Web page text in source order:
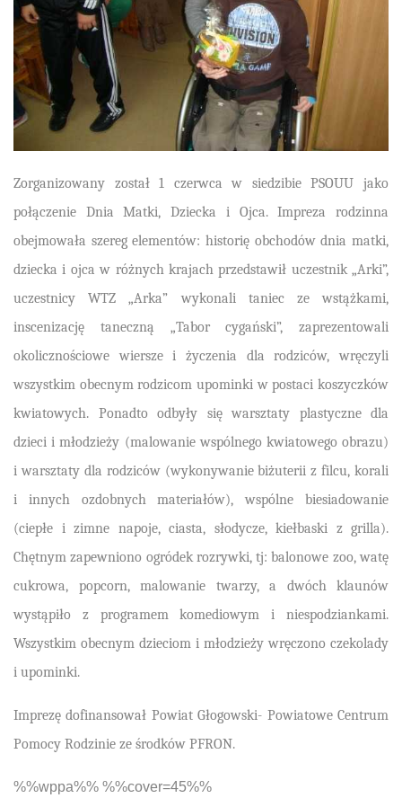
Zorganizowany został 1 czerwca w siedzibie PSOUU jako
połączenie Dnia Matki, Dziecka i Ojca. Impreza rodzinna
obejmowała szereg elementów: historię obchodów dnia matki,
dziecka i ojca w różnych krajach przedstawił uczestnik „Arki”,
uczestnicy WTZ „Arka” wykonali taniec ze wstążkami,
inscenizację taneczną „Tabor cygański”, zaprezentowali
okolicznościowe wiersze i życzenia dla rodziców, wręczyli
wszystkim obecnym rodzicom upominki w postaci koszyczków
kwiatowych. Ponadto odbyły się warsztaty plastyczne dla
dzieci i młodzieży (malowanie wspólnego kwiatowego obrazu)
i warsztaty dla rodziców (wykonywanie biżuterii z filcu, korali
i innych ozdobnych materiałów), wspólne biesiadowanie
(ciepłe i zimne napoje, ciasta, słodycze, kiełbaski z grilla).
Chętnym zapewniono ogródek rozrywki, tj: balonowe zoo, watę
cukrowa, popcorn, malowanie twarzy, a dwóch klaunów
wystąpiło z programem komediowym i niespodziankami.
Wszystkim obecnym dzieciom i młodzieży wręczono czekolady
i upominki.
Imprezę dofinansował Powiat Głogowski- Powiatowe Centrum
Pomocy Rodzinie ze środków PFRON.
%%wppa%% %%cover=45%%